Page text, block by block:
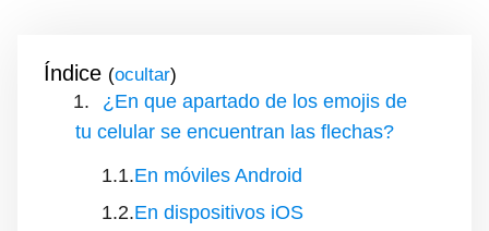
Índice ( )
¿En que apartado de los emojis de
tu celular se encuentran las flechas?
En móviles Android
En dispositivos iOS